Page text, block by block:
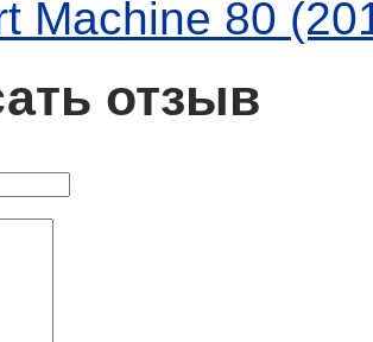
Machine 80
отзыв